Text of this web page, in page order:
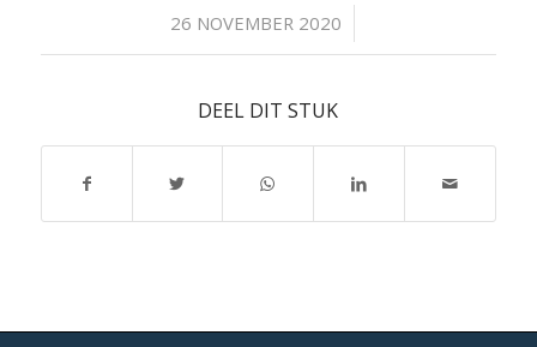
26 NOVEMBER 2020
/
DEEL DIT STUK